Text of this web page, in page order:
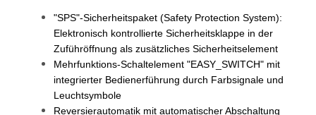
"SPS"-Sicherheitspaket (Safety Protection System):
Elektronisch kontrollierte Sicherheitsklappe in der
Zuführöffnung als zusätzliches Sicherheitselement
Mehrfunktions-Schaltelement "EASY_SWITCH" mit
integrierter Bedienerführung durch Farbsignale und
Leuchtsymbole
Reversierautomatik mit automatischer Abschaltung